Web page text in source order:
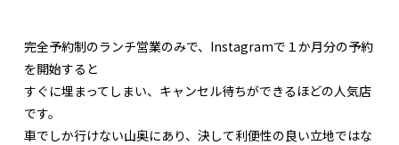
完全予約制のランチ営業のみで、Instagramで１か月分の予約
を開始すると
すぐに埋まってしまい、キャンセル待ちができるほどの人気店
です。
車でしか行けない山奥にあり、決して利便性の良い立地ではな